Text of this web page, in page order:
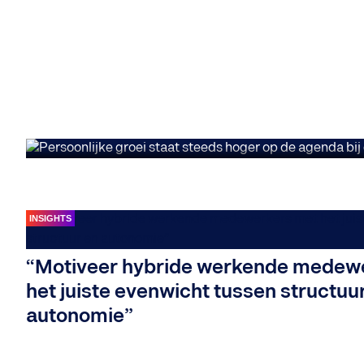
ondernemingen:
INSIGHTS
“Motiveer hybride werkende
het juiste evenwicht tussen
autonomie”